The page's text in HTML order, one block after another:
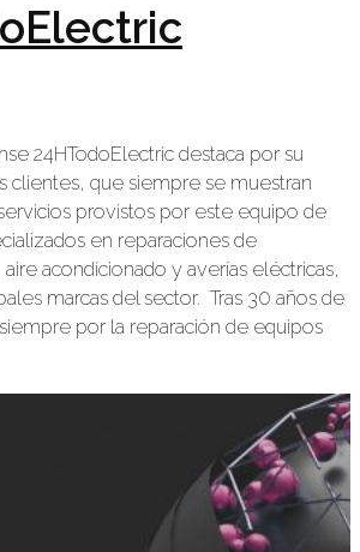
24HTodoElectric destaca por su
clientes, que siempre se muestran
provistos por este equipo de
en reparaciones de
acondicionado y averías eléctricas,
marcas del sector. Tras 30 años de
por la reparación de equipos